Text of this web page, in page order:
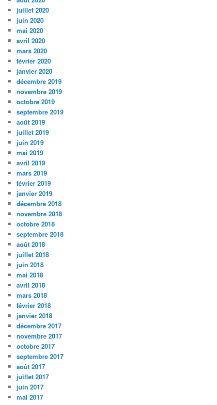
juillet 2020
juin 2020
mai 2020
avril 2020
mars 2020
février 2020
janvier 2020
décembre 2019
novembre 2019
octobre 2019
septembre 2019
août 2019
juillet 2019
juin 2019
mai 2019
avril 2019
mars 2019
février 2019
janvier 2019
décembre 2018
novembre 2018
octobre 2018
septembre 2018
août 2018
juillet 2018
juin 2018
mai 2018
avril 2018
mars 2018
février 2018
janvier 2018
décembre 2017
novembre 2017
octobre 2017
septembre 2017
août 2017
juillet 2017
juin 2017
mai 2017